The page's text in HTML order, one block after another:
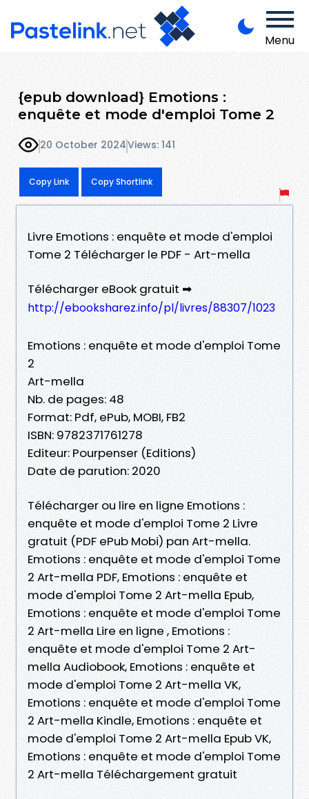
Menu
{epub download} Emotions :
enquête et mode d'emploi Tome 2
20 October 2024Views: 141
Copy Link Copy Shortlink
Livre Emotions : enquête et mode d'emploi
Tome 2 Télécharger le PDF - Art-mella
Télécharger eBook gratuit ➡
http://ebooksharez.info/pl/livres/88307/1023
Emotions : enquête et mode d'emploi Tome
2
Art-mella
Nb. de pages: 48
Format: Pdf, ePub, MOBI, FB2
ISBN: 9782371761278
Editeur: Pourpenser (Editions)
Date de parution: 2020
Télécharger ou lire en ligne Emotions :
enquête et mode d'emploi Tome 2 Livre
gratuit (PDF ePub Mobi) pan Art-mella.
Emotions : enquête et mode d'emploi Tome
2 Art-mella PDF, Emotions : enquête et
mode d'emploi Tome 2 Art-mella Epub,
Emotions : enquête et mode d'emploi Tome
2 Art-mella Lire en ligne , Emotions :
enquête et mode d'emploi Tome 2 Art-
mella Audiobook, Emotions : enquête et
mode d'emploi Tome 2 Art-mella VK,
Emotions : enquête et mode d'emploi Tome
2 Art-mella Kindle, Emotions : enquête et
mode d'emploi Tome 2 Art-mella Epub VK,
Emotions : enquête et mode d'emploi Tome
2 Art-mella Téléchargement gratuit